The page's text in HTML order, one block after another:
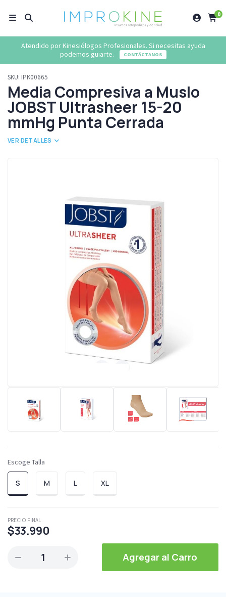
0
Atendido por Kinesiólogos Profesionales. Si necesitas ayuda
podemos guiarte.
CONTÁCTANOS
SKU: IPK00665
Media Compresiva a Muslo
JOBST Ultrasheer 15-20
mmHg Punta Cerrada
VER DETALLES
Escoge Talla
S M L XL
PRECIO FINAL
$33.990
1 Agregar al Carro